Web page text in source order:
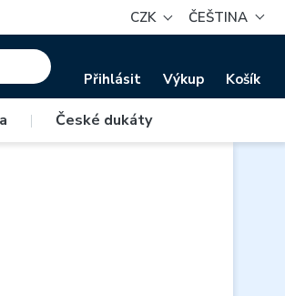
CZK ČEŠTINA
Přihlásit Výkup Košík
| České dukáty